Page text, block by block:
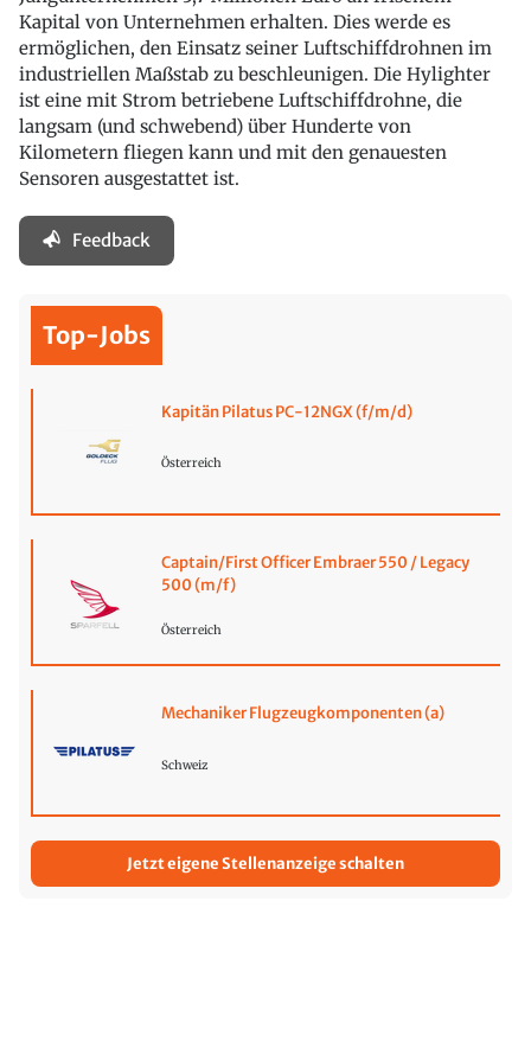
Kapital von Unternehmen erhalten. Dies werde es
ermöglichen, den Einsatz seiner Luftschiffdrohnen im
industriellen Maßstab zu beschleunigen. Die Hylighter
ist eine mit Strom betriebene Luftschiffdrohne, die
langsam (und schwebend) über Hunderte von
Kilometern fliegen kann und mit den genauesten
Sensoren ausgestattet ist.
Feedback
Top-Jobs
Kapitän Pilatus PC-12NGX (f/m/d)
Österreich
Captain/First Officer Embraer 550 / Legacy
500 (m/f)
Österreich
Mechaniker Flugzeugkomponenten (a)
Schweiz
Jetzt eigene Stellenanzeige schalten